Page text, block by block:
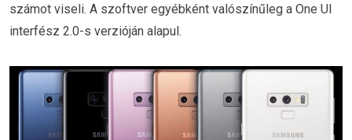
számot viseli. A szoftver egyébként valószínűleg a One UI
interfész 2.0-s verzióján alapul.